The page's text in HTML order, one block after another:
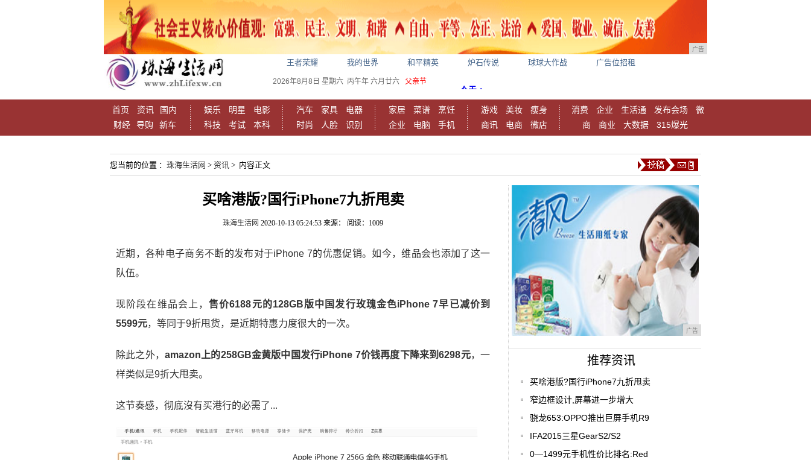
广告
王者荣耀 我的世界 和平精英 炉石传说 球球大作战 广告位招租
2026年8月8日 星期六 丙午年 六月廿六 父亲节
首页 资讯
国内
财经
导购 新车
娱乐 明星
电影
科技
考试 本科
汽车 家具
电器
时尚
人脸 识别
家居 菜谱
烹饪
企业
电脑 手机
游戏 美妆
瘦身
商讯
电商 微店
消费 企业 生活通 发布会场
微
商
商业 大数据 315爆光
您当前的位置 ： 珠海生活网 > 资讯 > 内容正文
买啥港版?国行iPhone7九折甩卖
珠海生活网 2020-10-13 05:24:53 来源： 阅读：1009
近期，各种电子商务不断的发布对于iPhone 7的优惠促销。如今，维品会也添加了这一
队伍。
现阶段在维品会上，售价6188元的128GB版中国发行玫瑰金色iPhone 7早已减价到
5599元，等同于9折甩货，是近期特惠力度很大的一次。
除此之外，amazon上的258GB金黄版中国发行iPhone 7价钱再度下降来到6298元，一
样类似是9折大甩卖。
这节奏感，彻底沒有买港行的必需了...
广告
推荐资讯
买啥港版?国行iPhone7九折甩卖
窄边框设计,屏幕进一步增大
骁龙653:OPPO推出巨屏手机R9
IFA2015三星GearS2/S2
0—1499元手机性价比排名:Red